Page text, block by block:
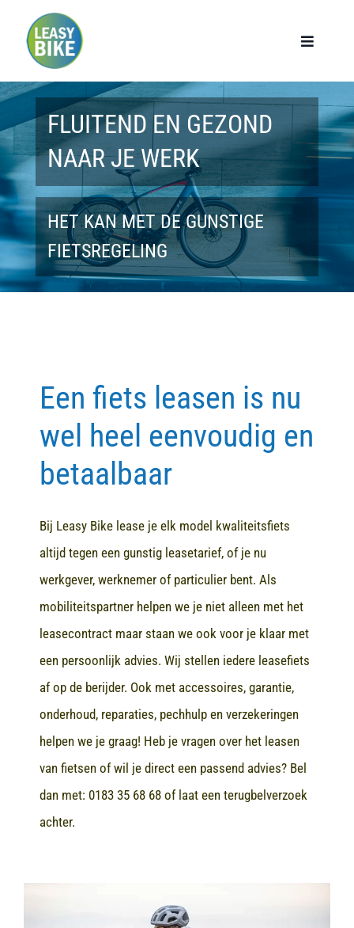
Toggle
Home
Werknemers
Werkgevers
Privé lease
Modellen
Contact
FLUITEND EN GEZOND
NAAR JE WERK
HET KAN MET DE GUNSTIGE
FIETSREGELING
Een fiets leasen is nu
wel heel eenvoudig en
betaalbaar
Bij Leasy Bike lease je elk model kwaliteitsfiets
altijd tegen een gunstig leasetarief, of je nu
werkgever, werknemer of particulier bent. Als
mobiliteitspartner helpen we je niet alleen met het
leasecontract maar staan we ook voor je klaar met
een persoonlijk advies. Wij stellen iedere leasefiets
af op de berijder. Ook met accessoires, garantie,
onderhoud, reparaties, pechhulp en verzekeringen
helpen we je graag! Heb je vragen over het leasen
van fietsen of wil je direct een passend advies? Bel
dan met: 0183 35 68 68of laat een terugbelverzoek
achter.